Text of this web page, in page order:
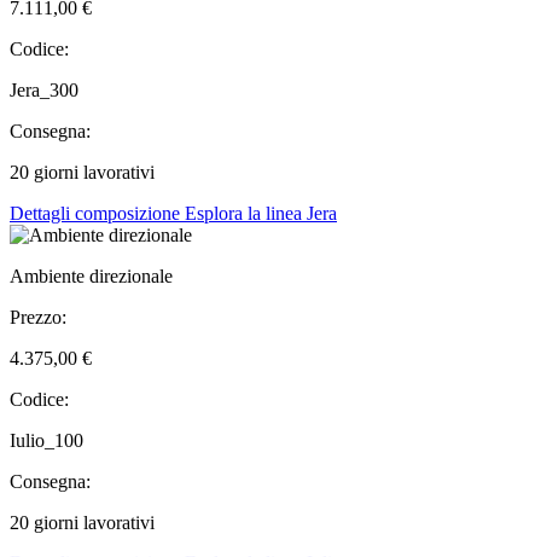
7.111,00 €
Codice:
Jera_300
Consegna:
20 giorni lavorativi
Dettagli composizione Esplora la linea Jera
Ambiente direzionale
Prezzo:
4.375,00 €
Codice:
Iulio_100
Consegna:
20 giorni lavorativi